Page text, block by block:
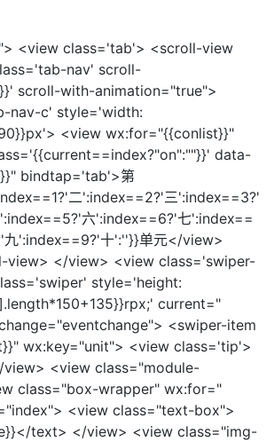
<view class='tab'> <scroll-view
nav' scroll-
scroll-with-animation="true">
nav-c' style='width:
<view wx:for="{{conlist}}"
data-
bindtap='tab'>第
二':index==2?'三':index==3?'
六':index==6?'七':index==
':index==9?'十':''}}单元</view>
view> </view> <view class='swiper-
style='height:
current="
<swiper-item
wx:key="unit"> <view class='tip'>
view> <view class="module-
class="box-wrapper" wx:for="
<view class="text-box">
text> </view> <view class="img-